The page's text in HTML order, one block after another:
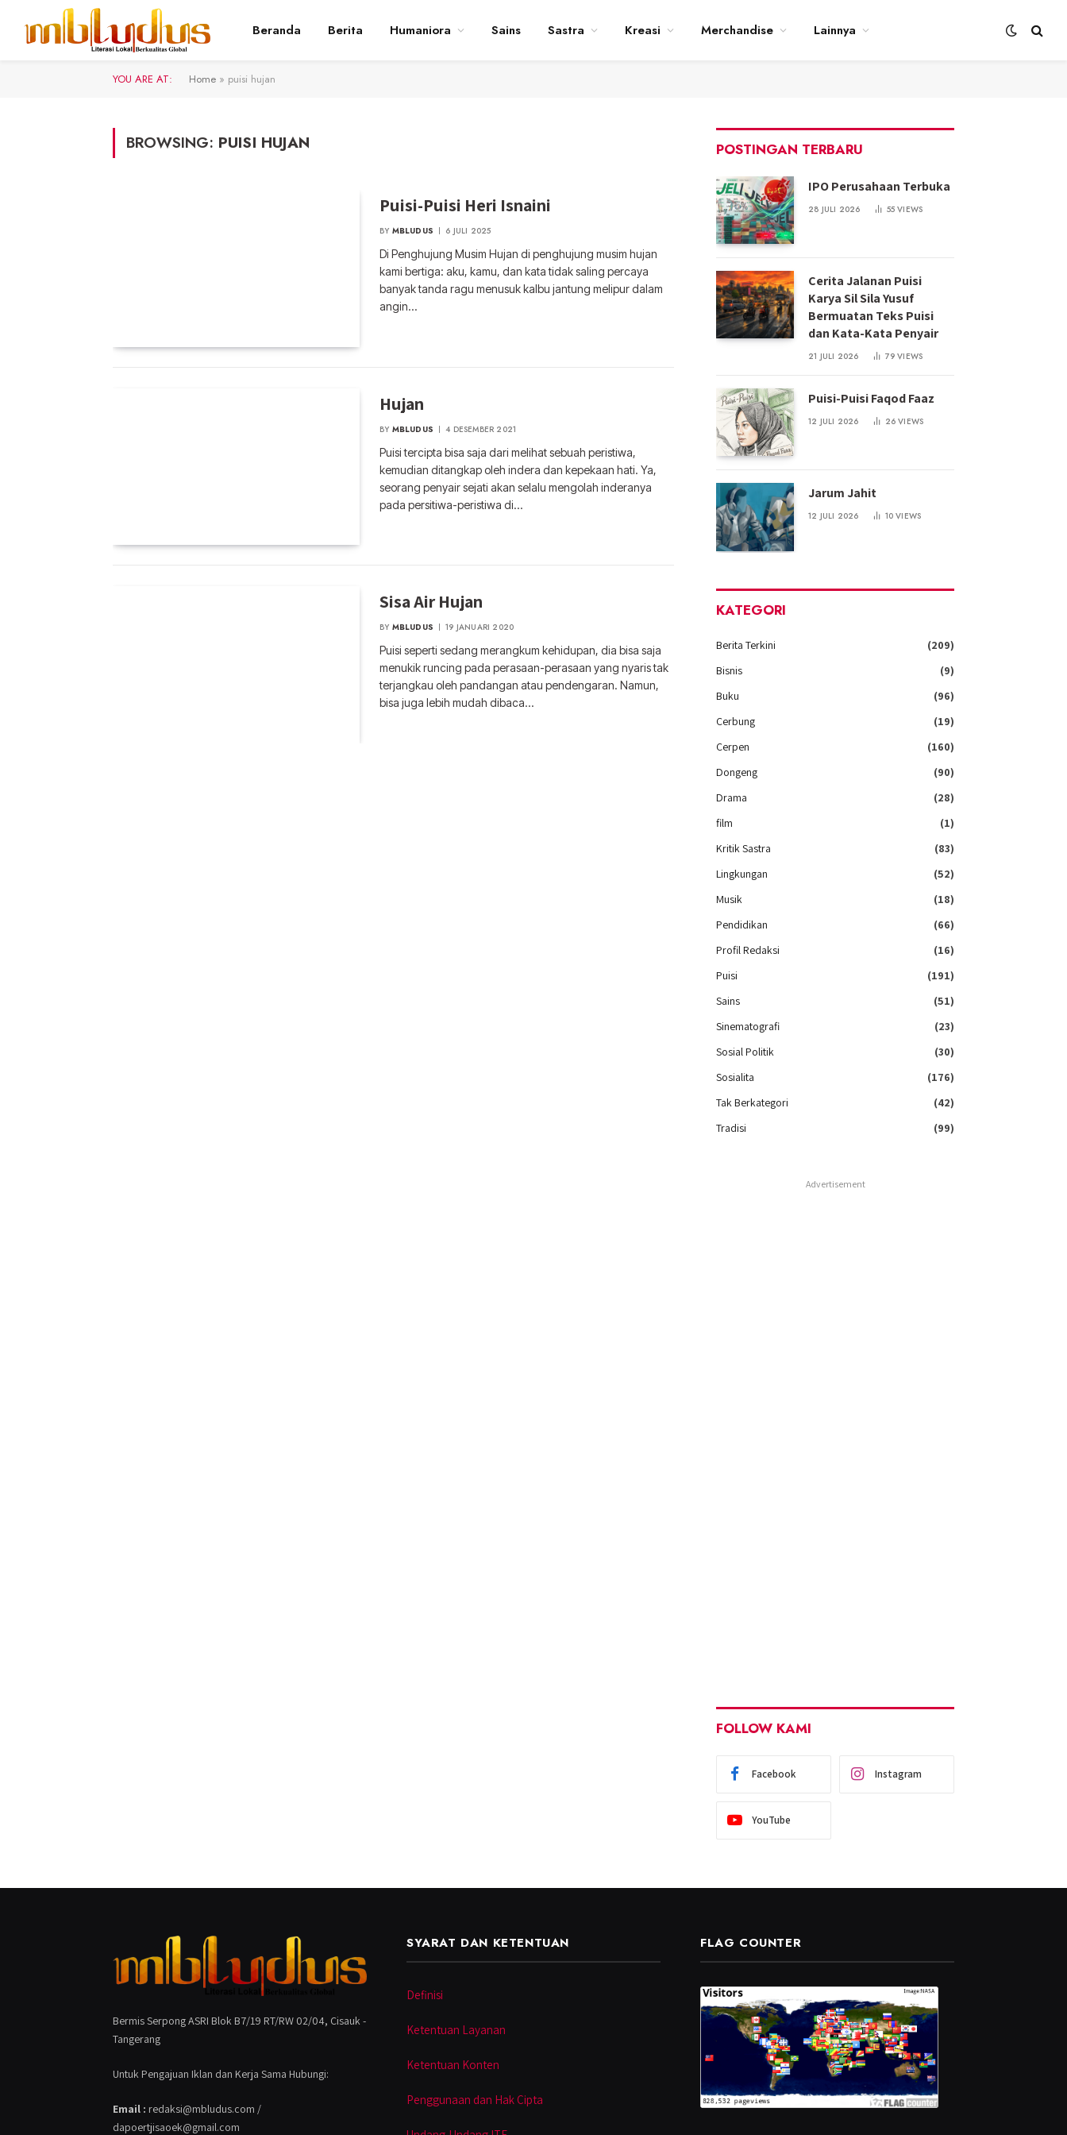
Beranda Berita Humaniora Sains Sastra Kreasi Merchandise Lainnya
YOU ARE AT: Home » puisi hujan
BROWSING: PUISI HUJAN
Puisi-Puisi Heri Isnaini
BY MBLUDUS 6 JULI 2025
Di Penghujung Musim Hujan di penghujung musim hujan
kami bertiga: aku, kamu, dan kata tidak saling percaya
banyak tanda ragu menusuk kalbu jantung melipur dalam
angin…
Hujan
BY MBLUDUS 4 DESEMBER 2021
Puisi tercipta bisa saja dari melihat sebuah peristiwa,
kemudian ditangkap oleh indera dan kepekaan hati. Ya,
seorang penyair sejati akan selalu mengolah inderanya
pada persitiwa-peristiwa di…
Sisa Air Hujan
BY MBLUDUS 19 JANUARI 2020
Puisi seperti sedang merangkum kehidupan, dia bisa saja
menukik runcing pada perasaan-perasaan yang nyaris tak
terjangkau oleh pandangan atau pendengaran. Namun,
bisa juga lebih mudah dibaca…
POSTINGAN TERBARU
IPO Perusahaan Terbuka
28 JULI 2026 55VIEWS
Cerita Jalanan Puisi
Karya Sil Sila Yusuf
Bermuatan Teks Puisi
dan Kata-Kata Penyair
21 JULI 2026 79VIEWS
Puisi-Puisi Faqod Faaz
12 JULI 2026 26VIEWS
Jarum Jahit
12 JULI 2026 10VIEWS
KATEGORI
Berita Terkini
(209)
Bisnis
(9)
Buku
(96)
Cerbung
(19)
Cerpen
(160)
Dongeng
(90)
Drama
(28)
film
(1)
Kritik Sastra
(83)
Lingkungan
(52)
Musik
(18)
Pendidikan
(66)
Profil Redaksi
(16)
Puisi
(191)
Sains
(51)
Sinematografi
(23)
Sosial Politik
(30)
Sosialita
(176)
Tak Berkategori
(42)
Tradisi
(99)
Advertisement
FOLLOW KAMI
Facebook Instagram
YouTube
Bermis Serpong ASRI Blok B7/19 RT/RW 02/04, Cisauk -
Tangerang
Untuk Pengajuan Iklan dan Kerja Sama Hubungi:
Email : redaksi@mbludus.com /
dapoertjisaoek@gmail.com
SYARAT DAN KETENTUAN
Definisi
Ketentuan Layanan
Ketentuan Konten
Penggunaan dan Hak Cipta
FLAG COUNTER